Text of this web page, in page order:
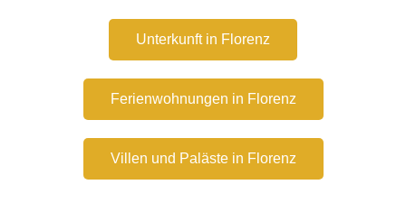
Unterkunft in Florenz
Ferienwohnungen in Florenz
Villen und Paläste in Florenz